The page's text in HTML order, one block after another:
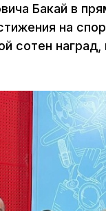
Бакай в
на
сотен